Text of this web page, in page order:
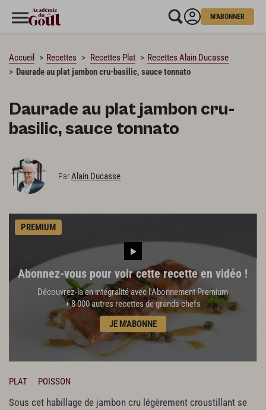
M'ABONNER
Accueil Recettes Recettes Plat
Recettes Alain Ducasse
Daurade au plat jambon cru-basilic, sauce tonnato
Daurade au plat jambon cru-
basilic, sauce tonnato
ParAlain Ducasse
PREMIUM
Abonnez-vous pour voir cette recette en vidéo !
Découvrez-la en intégralité avec l'Abonnement Premium
+ 8 000 autres recettes de grands chefs
JE M'ABONNE
PLAT POISSON
Sous cet habillage de jambon cru légèrement croustillant se
CHARGEMENT…